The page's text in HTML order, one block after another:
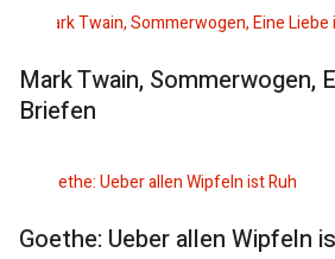
Mark Twain, Sommerwogen,
Briefen
Goethe: Ueber allen Wipfeln